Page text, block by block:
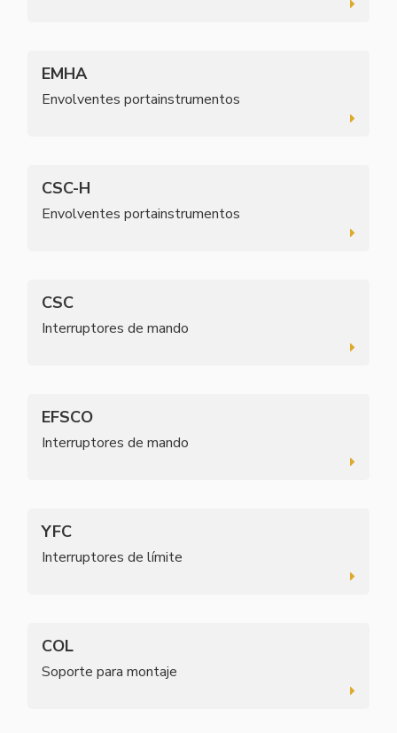
EMHA
Envolventes portainstrumentos
CSC-H
Envolventes portainstrumentos
CSC
Interruptores de mando
EFSCO
Interruptores de mando
YFC
Interruptores de límite
COL
Soporte para montaje